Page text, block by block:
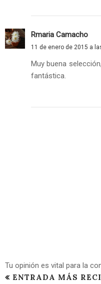
Rmaria Camacho
11 de enero de 2015 a
Muy buena
fantástica.
Tu opinión es vital para la
ENTRADA MÁS